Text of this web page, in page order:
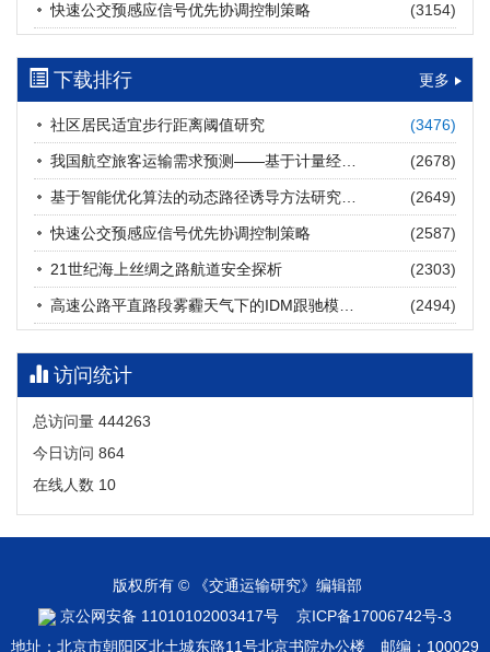
用
罗文格, 黄承锋, 关海长
2026, 12(3): 190-201.https://doi.org/10.16503/j.cnki.2095-
9931.2026.03.015
摘要 (22) HTML(21)
交能融合背景下零碳货运走廊利益主体的策略演化与影响因素
张海涛, 姚琛, 唐治豪, 谢明辉, 王元庆
2026, 12(3): 202-216.https://doi.org/10.16503/j.cnki.2095-
9931.2026.03.016
摘要 (20) HTML(18)
快速公交预感应信号优先协调控制策略 (3154)
下载排行 更多
社区居民适宜步行距离阈值研究 (3476)
(2678)
(2649)
快速公交预感应信号优先协调控制策略 (2587)
21世纪海上丝绸之路航道安全探析 (2303)
(2494)
访问统计
总访问量 444263
今日访问 864
在线人数 10
版权所有 © 《交通运输研究》编辑部
京公网安备 11010102003417号
京ICP备17006742号-3
地址：北京市朝阳区北土城东路11号北京书院办公楼 邮编：100029